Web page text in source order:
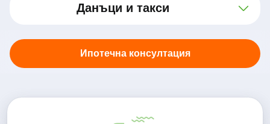
Данъци и такси
Ипотечна консултация